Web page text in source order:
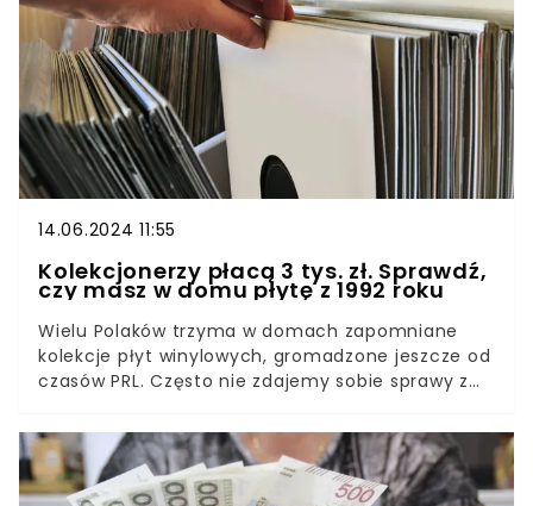
14.06.2024 11:55
Kolekcjonerzy płacą 3 tys. zł. Sprawdź,
czy masz w domu płytę z 1992 roku
Wielu Polaków trzyma w domach zapomniane
kolekcje płyt winylowych, gromadzone jeszcze od
czasów PRL. Często nie zdajemy sobie sprawy z
gotowi zapłacić niemałe pieniądze. Ceny sięgają
nawet kilku tysięcy złotych. Ostatnio padł
niezwykły rekord.